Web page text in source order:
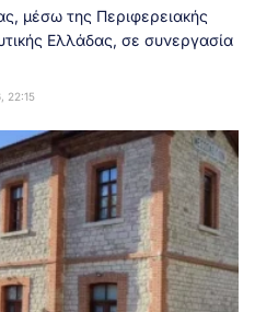
μέσω της Περιφερειακής
Ελλάδας, σε συνεργασία
22:15